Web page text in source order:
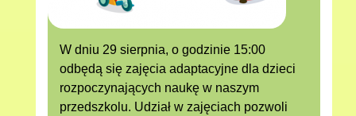
W dniu 29 sierpnia, o godzinie 15:00
odbędą się zajęcia adaptacyjne dla dzieci
rozpoczynających naukę w naszym
przedszkolu. Udział w zajęciach pozwoli